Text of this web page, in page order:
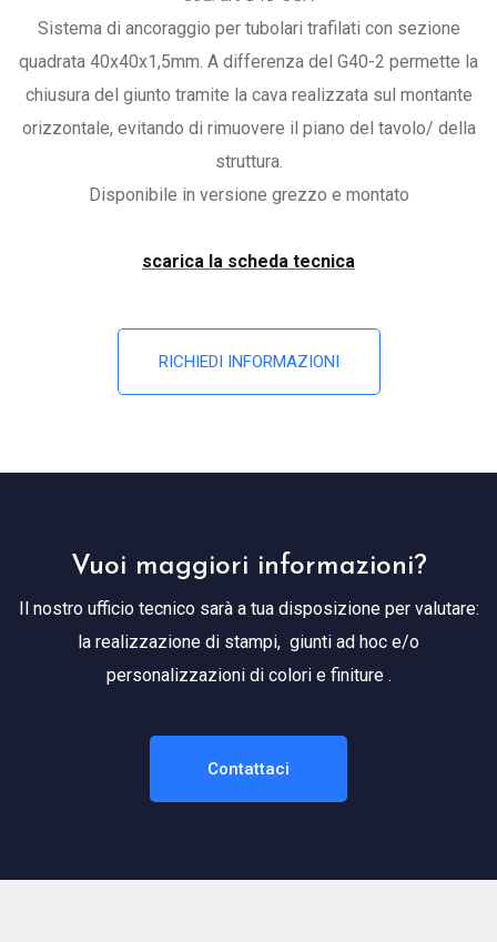
Sistema di ancoraggio per tubolari trafilati con sezione
quadrata 40x40x1,5mm. A differenza del G40-2 permette la
chiusura del giunto tramite la cava realizzata sul montante
orizzontale, evitando di rimuovere il piano del tavolo/ della
struttura.
Disponibile in versione grezzo e montato
scarica la scheda tecnica
RICHIEDI INFORMAZIONI
Vuoi maggiori informazioni?
Il nostro ufficio tecnico sarà a tua disposizione per valutare:
la realizzazione di stampi, giunti ad hoc e/o
personalizzazioni di colori e finiture .
Contattaci